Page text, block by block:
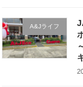
A&Jライフ